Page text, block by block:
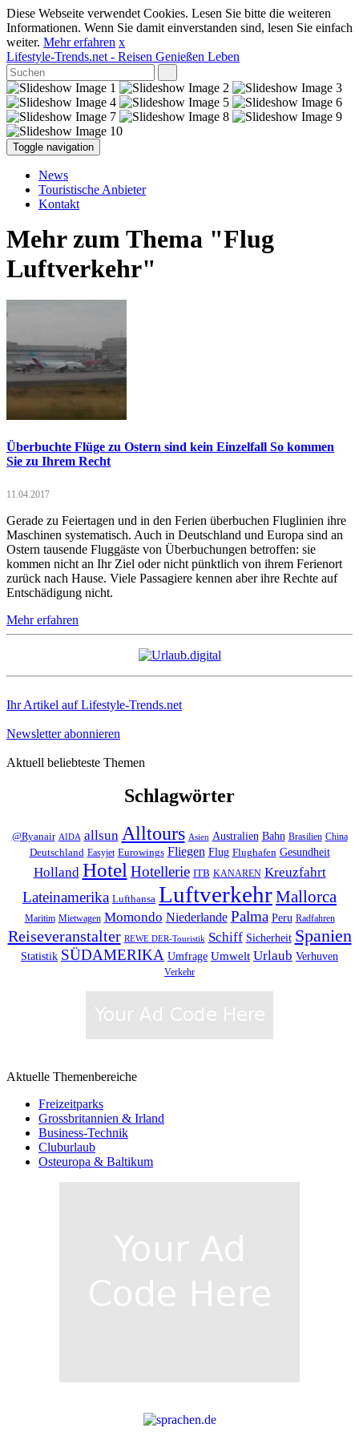
Diese Webseite verwendet Cookies. Lesen Sie bitte die weiteren
Informationen. Wenn Sie damit einverstanden sind, lesen Sie einfach
weiter. Mehr erfahren x
Lifestyle-Trends.net - Reisen Genießen Leben
Toggle navigation
News
Touristische Anbieter
Kontakt
Mehr zum Thema "Flug
Luftverkehr"
Überbuchte Flüge zu Ostern sind kein Einzelfall So kommen
Sie zu Ihrem Recht
11.04.2017
Gerade zu Feiertagen und in den Ferien überbuchen Fluglinien ihre
Maschinen systematisch. Auch in Deutschland und Europa sind an
Ostern tausende Fluggäste von Überbuchungen betroffen: sie
kommen nicht an Ihr Ziel oder nicht pünktlich von ihrem Ferienort
zurück nach Hause. Viele Passagiere kennen aber ihre Rechte auf
Entschädigung nicht.
Mehr erfahren
Ihr Artikel auf Lifestyle-Trends.net
Newsletter abonnieren
Aktuell beliebteste Themen
Schlagwörter
@Ryanair AIDA allsun Alltours Asien Australien Bahn Brasilien China
Deutschland Easyjet Eurowings Fliegen Flug Flughafen Gesundheit
Holland Hotel Hotellerie ITB KANAREN Kreuzfahrt
Lateinamerika Lufthansa LuftverkehrMallorca
Maritim Mietwagen Momondo Niederlande Palma Peru Radfahren
Reiseveranstalter REWE DER-Touristik Schiff Sicherheit Spanien
Statistik SÜDAMERIKA Umfrage Umwelt Urlaub Verhuven
Verkehr
Aktuelle Themenbereiche
Freizeitparks
Grossbritannien & Irland
Business-Technik
Cluburlaub
Osteuropa & Baltikum